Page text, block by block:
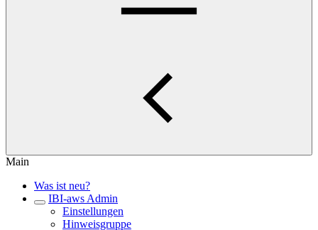
Main
Was ist neu?
IBI-aws Admin
Einstellungen
Hinweisgruppe